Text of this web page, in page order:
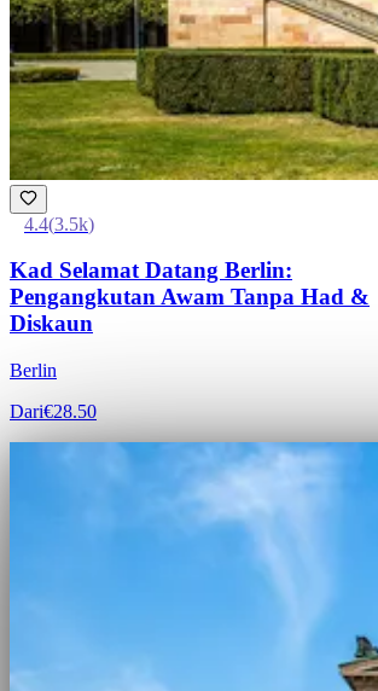
4.4(3.5k)
Kad Selamat Datang Berlin:
Pengangkutan Awam Tanpa Had &
Diskaun
Berlin
Dari€28.50